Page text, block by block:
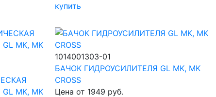
купить
MK, MK
1014001303-01
БАЧОК ГИДРОУСИЛИТЕЛЯ GL MK, MK
CROSS
Цена от 1949 руб.